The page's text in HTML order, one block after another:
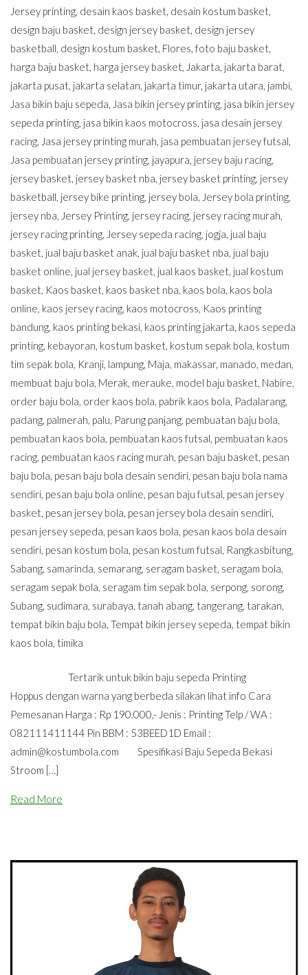
Jersey printing, desain kaos basket, desain kostum basket,
design baju basket, design jersey basket, design jersey
basketball, design kostum basket, Flores, foto baju basket,
harga baju basket, harga jersey basket, Jakarta, jakarta barat,
jakarta pusat, jakarta selatan, jakarta timur, jakarta utara, jambi,
Jasa bikin baju sepeda, Jasa bikin jersey printing, jasa bikin jersey
sepeda printing, jasa bikin kaos motocross, jasa desain jersey
racing, Jasa jersey printing murah, jasa pembuatan jersey futsal,
Jasa pembuatan jersey printing, jayapura, jersey baju racing,
jersey basket, jersey basket nba, jersey basket printing, jersey
basketball, jersey bike printing, jersey bola, Jersey bola printing,
jersey nba, Jersey Printing, jersey racing, jersey racing murah,
jersey racing printing, Jersey sepeda racing, jogja, jual baju
basket, jual baju basket anak, jual baju basket nba, jual baju
basket online, jual jersey basket, jual kaos basket, jual kostum
basket, Kaos basket, kaos basket nba, kaos bola, kaos bola
online, kaos jersey racing, kaos motocross, Kaos printing
bandung, kaos printing bekasi, kaos printing jakarta, kaos sepeda
printing, kebayoran, kostum basket, kostum sepak bola, kostum
tim sepak bola, Kranji, lampung, Maja, makassar, manado, medan,
membuat baju bola, Merak, merauke, model baju basket, Nabire,
order baju bola, order kaos bola, pabrik kaos bola, Padalarang,
padang, palmerah, palu, Parung panjang, pembuatan baju bola,
pembuatan kaos bola, pembuatan kaos futsal, pembuatan kaos
racing, pembuatan kaos racing murah, pesan baju basket, pesan
baju bola, pesan baju bola desain sendiri, pesan baju bola nama
sendiri, pesan baju bola online, pesan baju futsal, pesan jersey
basket, pesan jersey bola, pesan jersey bola desain sendiri,
pesan jersey sepeda, pesan kaos bola, pesan kaos bola desain
sendiri, pesan kostum bola, pesan kostum futsal, Rangkasbitung,
Sabang, samarinda, semarang, seragam basket, seragam bola,
seragam sepak bola, seragam tim sepak bola, serpong, sorong,
Subang, sudimara, surabaya, tanah abang, tangerang, tarakan,
tempat bikin baju bola, Tempat bikin jersey sepeda, tempat bikin
kaos bola, timika
Tertarik untuk bikin baju sepeda Printing
Hoppus dengan warna yang berbeda silakan lihat info Cara
Pemesanan Harga : Rp 190.000,- Jenis : Printing Telp / WA :
082111411144 Pin BBM : 53BEED1D Email :
admin@kostumbola.com Spesifikasi Baju Sepeda Bekasi
Stroom […]
Read More